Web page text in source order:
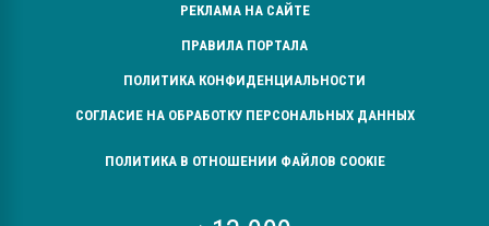
РЕКЛАМА НА САЙТЕ
ПРАВИЛА ПОРТАЛА
ПОЛИТИКА КОНФИДЕНЦИАЛЬНОСТИ
СОГЛАСИЕ НА ОБРАБОТКУ ПЕРСОНАЛЬНЫХ ДАННЫХ
ПОЛИТИКА В ОТНОШЕНИИ ФАЙЛОВ COOKIE